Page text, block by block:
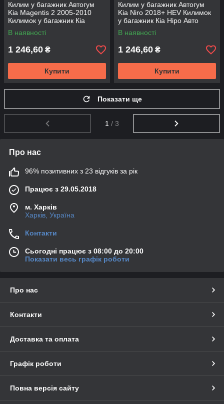
Килим у багажник Автогум
Kia Magentis 2 2005-2010
Килимок у багажник Кіа
Маджентіс 2 Автокилимок на
Кіа
В наявності
1 246,60 ₴
Купити
Килим у багажник Автогум
Kia Niro 2018+ HEV Килимок
у багажник Кіа Ніро Авто
килимок з органайзер.
В наявності
1 246,60 ₴
Купити
Показати ще
1 / 3
Про нас
96% позитивних з 23 відгуків за рік
Працює з 29.05.2018
м. Харків
Харків, Україна
Контакти
Сьогодні працює з 08:00 до 20:00
Показати весь графік роботи
Про нас
Контакти
Доставка та оплата
Графік роботи
Повна версія сайту